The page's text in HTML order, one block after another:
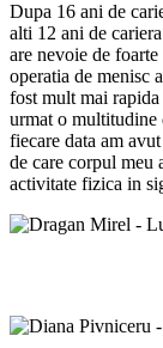
Dupa 16 ani de
alti 12 ani de
are nevoie de
operatia de menisc
fost mult mai
urmat o multitudine
fiecare data am
de care corpul meu
activitate fizica in